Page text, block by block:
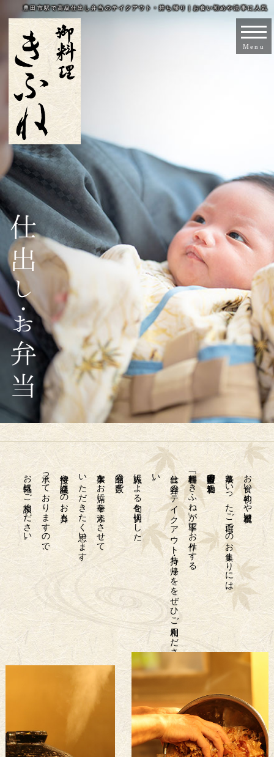
豊田市駅で高級仕出し弁当のテイクアウト・持ち帰り｜お食い初めや法事に人気
Menu
お食い初めや還暦祝い、
法事といったご自宅でのお集まりには、
豊田市喜多町の和食処
「御料理 きふね」が丁寧にお作りする
仕出し
弁当の
テ
イ
ク
ア
ウ
ト
・持ち
帰り
を
を
ぜ
ひ
ご
利用く
だ
さ
い
。
職人による旬を大切にした
逸品の数々で、
大事なお席に華を添えさせて
いただきたく思います。
接待や会議向けのお弁当も
承っておりますので、
お気軽にご相談ください。